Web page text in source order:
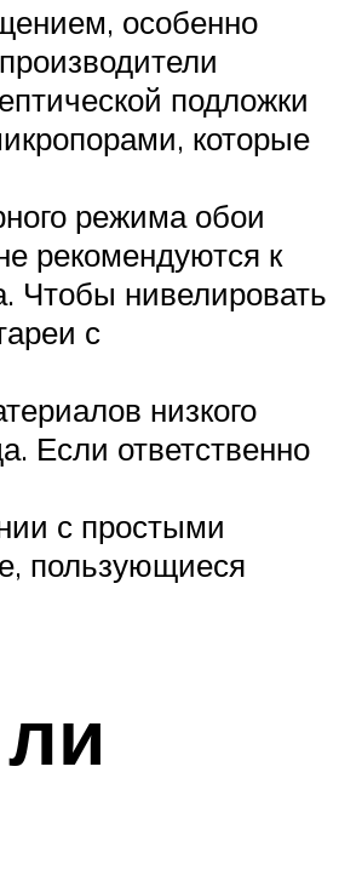
особенно
подложки
которые
режима обои
рекомендуются к
Чтобы нивелировать
с
низкого
Если ответственно
с простыми
пользующиеся